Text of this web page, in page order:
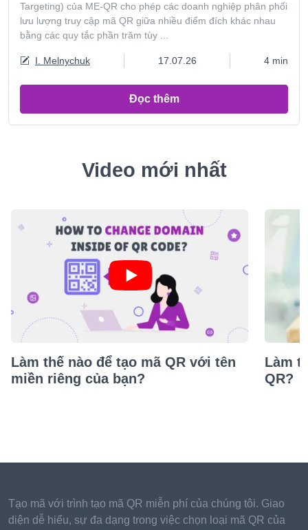
Targeting) của ME-QR cho phép các doanh nghiệp phân phối
lưu lượng truy cập mã QR giữa nhiều điểm đích khác nhau
bằng các quy tắc phần trăm tùy ...
I. Melnychuk 17.07.26 4 min
Đọc thêm
Video mới nhất
Làm thế nào để tạo mã QR với tên
miền riêng của bạn?
Làm
QR?
Tạo mã với trình tạo mã QR miễn phí của chúng tôi. Giao
diện dễ hiểu, sự đa dạng trong việc chọn loại mã QR của